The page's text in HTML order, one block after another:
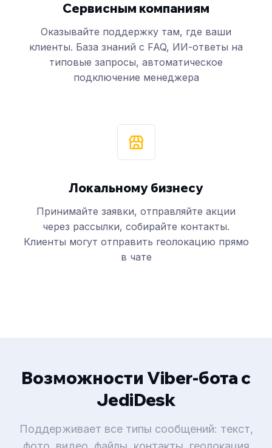
Сервисным компаниям
Оказывайте поддержку там, где ваши
клиенты. База знаний с FAQ, ИИ-ответы на
типовые запросы, автоматическое
подключение менеджера
Локальному бизнесу
Принимайте заявки, отправляйте акции
через рассылки, собирайте контакты.
Клиенты могут отправить геолокацию прямо
в чате
Возможности Viber-бота с
JediDesk
Поддерживает все типы сообщений: текст,